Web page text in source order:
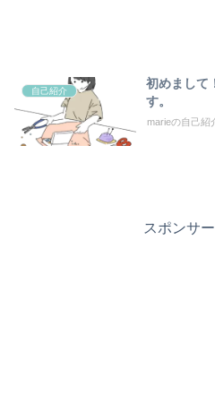
自己紹介
初めまして
す。
marieの自己紹
スポンサ